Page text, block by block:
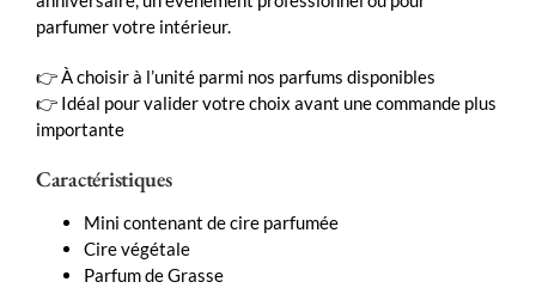
parfumer votre intérieur.
👉 À choisir à l’unité parmi nos parfums disponibles
👉 Idéal pour valider votre choix avant une commande plus
importante
Caractéristiques
Mini contenant de cire parfumée
Cire végétale
Parfum de Grasse